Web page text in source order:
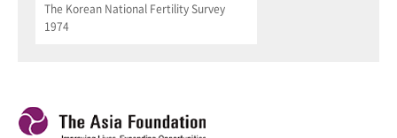
The Korean National Fertility Survey
1974